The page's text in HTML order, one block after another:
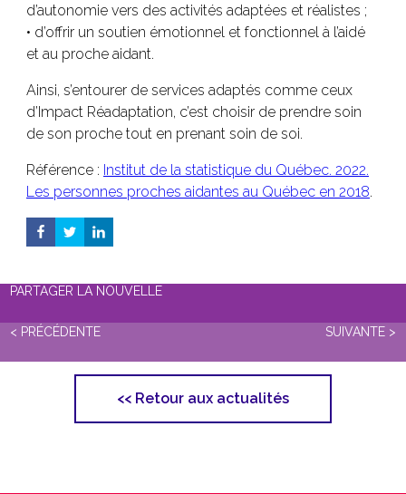
d’autonomie vers des activités adaptées et réalistes ;
• d’offrir un soutien émotionnel et fonctionnel à l’aidé
et au proche aidant.
Ainsi, s’entourer de services adaptés comme ceux
d’Impact Réadaptation, c’est choisir de prendre soin
de son proche tout en prenant soin de soi.
Référence : Institut de la statistique du Québec. 2022.
Les personnes proches aidantes au Québec en 2018.
PARTAGER LA NOUVELLE
< PRÉCÉDENTE SUIVANTE >
<< Retour aux actualités